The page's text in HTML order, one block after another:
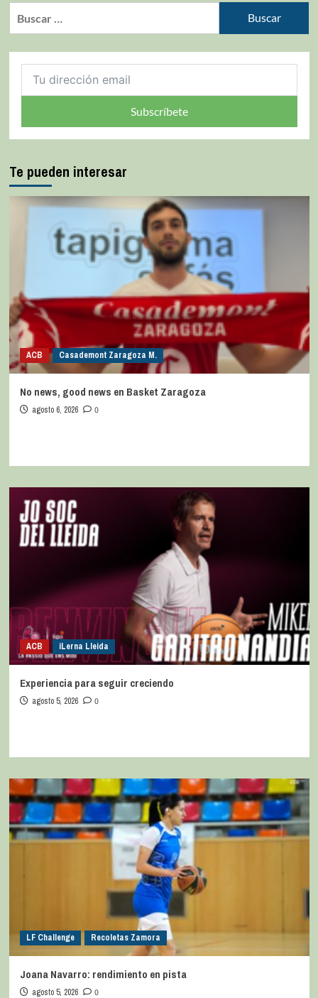
Subscríbete
Te pueden interesar
ACB Casademont Zaragoza M.
No news, good news en Basket Zaragoza
agosto 6, 2026 0
ACB iLerna Lleida
Experiencia para seguir creciendo
agosto 5, 2026 0
LF Challenge Recoletas Zamora
Joana Navarro: rendimiento en pista
agosto 5, 2026 0